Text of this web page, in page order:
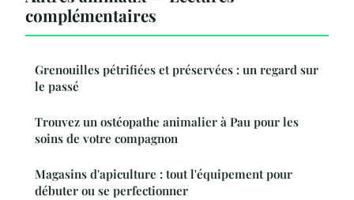
complémentaires
Grenouilles pétrifiées et préservées : un regard sur
le passé
Trouvez un ostéopathe animalier à Pau pour les
soins de votre compagnon
Magasins d'apiculture : tout l'équipement pour
débuter ou se perfectionner